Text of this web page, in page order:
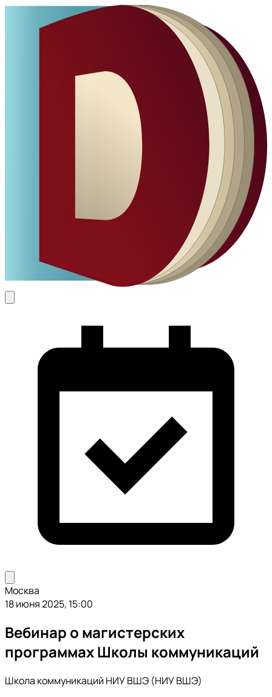
Москва
18 июня 2025, 15:00
Вебинар о магистерских
программах Школы коммуникаций
Школа коммуникаций НИУ ВШЭ (НИУ ВШЭ)